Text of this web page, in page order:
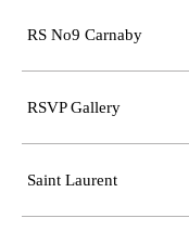
RS No9 Carnaby
RSVP Gallery
Saint Laurent